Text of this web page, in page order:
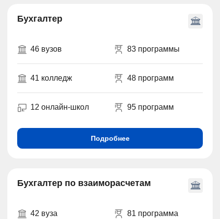
Бухгалтер
46 вузов 83 программы
41 колледж 48 программ
12 онлайн-школ 95 программ
Подробнее
Бухгалтер по взаиморасчетам
42 вуза 81 программа